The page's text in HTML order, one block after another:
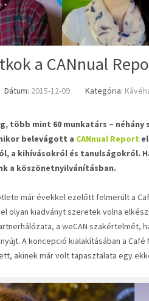
a CANnual
Dátum: 2015-12-09 Kategória:
több mint 60 munkatárs –
belevágott a CANnual Report
a kihívásokról és tanulságokról.
a köszönetnyilvánításban.
már évekkel ezelőtt felmerült a
olyan kiadványt szeretek volna
a weCAN szakértelmét,
A koncepció kialakításában a
akinek már volt tapasztalata egy